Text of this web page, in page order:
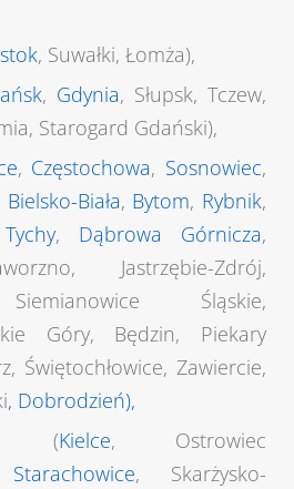
, Suwałki, Łomża),
, Gdynia, Słupsk, Tczew,
Starogard Gdański),
, Częstochowa, Sosnowiec,
Bielsko-Biała, Bytom, Rybnik,
Tychy, Dąbrowa Górnicza,
Jastrzębie-Zdrój,
Śląskie,
Góry, Będzin, Piekary
Świętochłowice, Zawiercie,
, Dobrodzień),
(Kielce, Ostrowiec
Starachowice, Skarżysko-